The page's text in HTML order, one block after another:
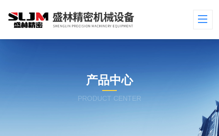
产品中心
PRODUCT CENTER